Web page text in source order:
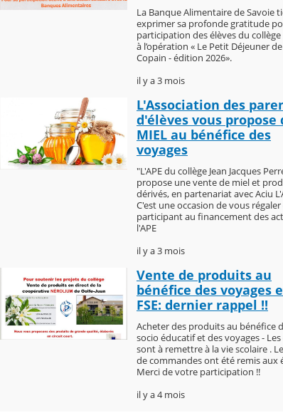
La Banque Alimentaire de Savoie
exprimer sa profonde gratitude
participation des élèves du collège
à l’opération « Le Petit Déjeuner
Copain - édition 2026».
il y a 3 mois
L'Association des
d'élèves vous propose
MIEL au bénéfice des
voyages
"L'APE du collège Jean Jacques
propose une vente de miel et
dérivés, en partenariat avec Aciu
C'est une occasion de vous régaler
participant au financement des
l'APE
il y a 3 mois
Vente de produits au
bénéfice des voyages
FSE: dernier rappel !!
Acheter des produits au bénéfice
socio éducatif et des voyages -
sont à remettre à la vie scolaire .
de commandes ont été remis aux
Merci de votre participation !!
il y a 4 mois